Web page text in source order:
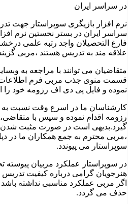
در سراسر ایران
نرم افزار بازیگری سوپراستار جهت
سراسر ایران در بستر نخستین نرم
فارغ التحصیلان واجد رتبه علمی
علاقه مند به تدریس هستند ،مربی
متقاضیان می توانند با مراجعه به
قسمت منوی جذب مربی فرم
نموده و فایل پی دی اف رزومه خود را
کارشناسان ما در اسرع وقت نسبت به
رزومه اقدام نموده و سپس با
گیرد.بدیهی است در صورت مثبت شدن
،مربی محترم به جمع همکاران ما در
سوپراستار می پیوندد.
در سوپراستار عملکرد مربیان پیوسته
هنرجویان گرامی درباره کیفیت
اگر مربی عملکرد مناسبی نداشته
حذف می گردد.